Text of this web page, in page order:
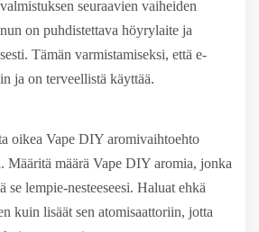
seuraavien vaiheiden
on puhdistettava höyrylaite ja
Tämän varmistamiseksi, että e-
ja on terveellistä käyttää.
oikea Vape DIY aromivaihtoehto
Määritä määrä Vape DIY aromia, jonka
se lempie-nesteeseesi. Haluat ehkä
kuin lisäät sen atomisaattoriin, jotta